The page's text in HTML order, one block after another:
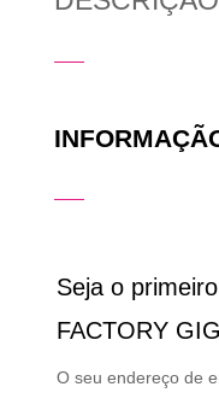
Seja o
FACTORY
O seu endereço de